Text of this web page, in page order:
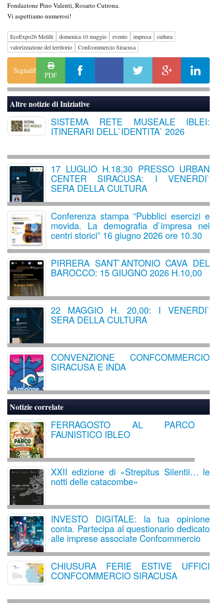
Fondazione Pino Valenti, Rosario Cutrona.
Vi aspettiamo numerosi!
EcoExpo26 Melilli domenica 10 maggio evento impresa
cultura
valorizzazione del territorio
Confcommercio Siracusa
Segnalibro
PDF
Altre notizie diIniziative
SISTEMA RETE MUSEALE IBLEI:
ITINERARI DELL`IDENTITA` 2026
17 LUGLIO H.18,30 PRESSO URBAN
CENTER SIRACUSA: I VENERDI`
SERA DELLA CULTURA
Conferenza stampa “Pubblici esercizi e
movida. La demografia d`impresa nei
centri storici” 16 giugno 2026 ore 10.30
PIRRERA SANT`ANTONIO CAVA DEL
BAROCCO: 15 GIUGNO 2026 H.10,00
22 MAGGIO H. 20,00: I VENERDI`
SERA DELLA CULTURA
CONVENZIONE CONFCOMMERCIO
SIRACUSA E INDA
Notizie correlate
FERRAGOSTO AL PARCO
FAUNISTICO IBLEO
XXII edizione di «Strepitus Silentii… le
notti delle catacombe»
INVESTO DIGITALE: la tua opinione
conta. Partecipa al questionario dedicato
alle imprese associate Confcommercio
CHIUSURA FERIE ESTIVE UFFICI
CONFCOMMERCIO SIRACUSA